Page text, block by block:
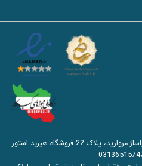
آدرس: اصفهان، سپاهان شهر، بلوار غدیر، پاساژ مروارید، پلاک 22 فروشگاه هیربد استور